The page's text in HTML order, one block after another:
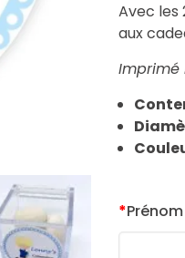
Avec les
aux
Imprimé
*